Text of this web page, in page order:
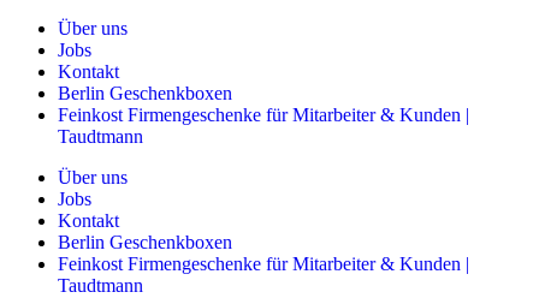
Über uns
Jobs
Kontakt
Berlin Geschenkboxen
Feinkost Firmengeschenke für Mitarbeiter & Kunden |
Taudtmann
Über uns
Jobs
Kontakt
Berlin Geschenkboxen
Feinkost Firmengeschenke für Mitarbeiter & Kunden |
Taudtmann